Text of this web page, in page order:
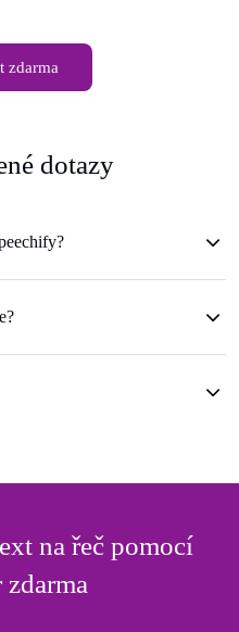
zdarma
dotazy
na řeč pomocí
zdarma